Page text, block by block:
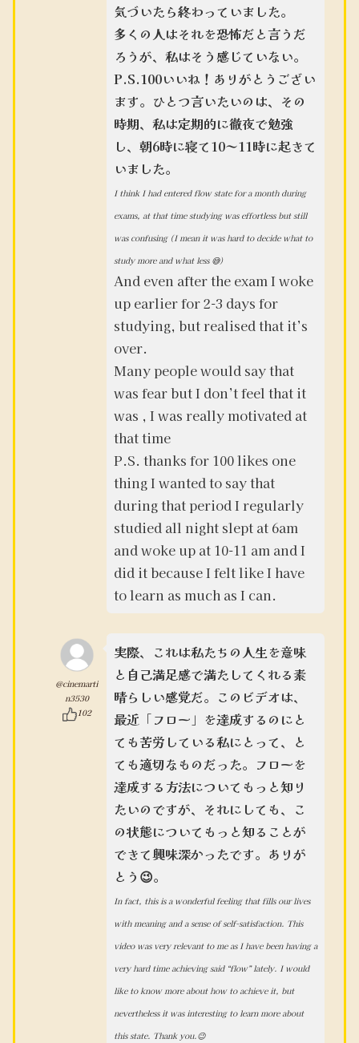
気づいたら終わっていました。
多くの人はそれを恐怖だと言うだ
ろうが、私はそう感じていない。
P.S.100いいね！ありがとうござい
ます。ひとつ言いたいのは、その
時期、私は定期的に徹夜で勉強
し、朝6時に寝て10～11時に起きて
いました。
I think I had entered flow state for a month during
exams, at that time studying was effortless but still
was confusing (I mean it was hard to decide what to
study more and what less 😅)
And even after the exam I woke
up earlier for 2-3 days for
studying, but realised that it’s
over.
Many people would say that
was fear but I don’t feel that it
was , I was really motivated at
that time
P.S. thanks for 100 likes one
thing I wanted to say that
during that period I regularly
studied all night slept at 6am
and woke up at 10-11 am and I
did it because I felt like I have
to learn as much as I can.
@cinemarti
n3530
102
実際、これは私たちの人生を意味
と自己満足感で満たしてくれる素
晴らしい感覚だ。このビデオは、
最近「フロー」を達成するのにと
ても苦労している私にとって、と
ても適切なものだった。フローを
達成する方法についてもっと知り
たいのですが、それにしても、こ
の状態についてもっと知ることが
できて興味深かったです。ありが
とう😉。
In fact, this is a wonderful feeling that fills our lives
with meaning and a sense of self-satisfaction. This
video was very relevant to me as I have been having a
very hard time achieving said “flow” lately. I would
like to know more about how to achieve it, but
nevertheless it was interesting to learn more about
this state. Thank you.😉